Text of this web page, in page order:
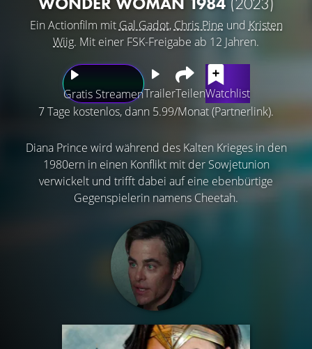
Ein Actionfilm mit Gal Gadot, Chris Pine und Kristen
Wiig. Mit einer FSK-Freigabe ab 12 Jahren.
Gratis StreamenTrailerTeilenWatchlist
7 Tage kostenlos, dann 5.99/Monat (Partnerlink).
Diana Prince wird während des Kalten Krieges in den
1980ern in einen Konflikt mit der Sowjetunion
verwickelt und trifft dabei auf eine ebenbürtige
Gegenspielerin namens Cheetah.